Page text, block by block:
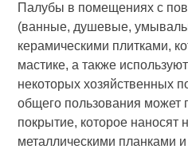
Палубы в помещениях с
(ванные, душевые,
керамичес­кими плитками,
мастике, а также
некоторых хозяйственных
общего пользования может
покрытие, которое наносят
металлическими планками